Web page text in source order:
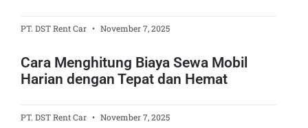
PT. DST Rent Car November 7, 2025
Cara Menghitung Biaya Sewa Mobil
Harian dengan Tepat dan Hemat
PT. DST Rent Car November 7, 2025